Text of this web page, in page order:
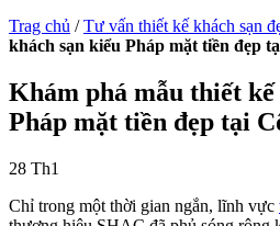
Trag chủ /Tư vấn thiết kế khách sạn
khách sạn kiểu Pháp mặt tiền đẹp
Khám phá mẫu thiết kế
Pháp mặt tiền đẹp tại
28 Th1
Chỉ trong một thời gian ngắn, lĩnh vực